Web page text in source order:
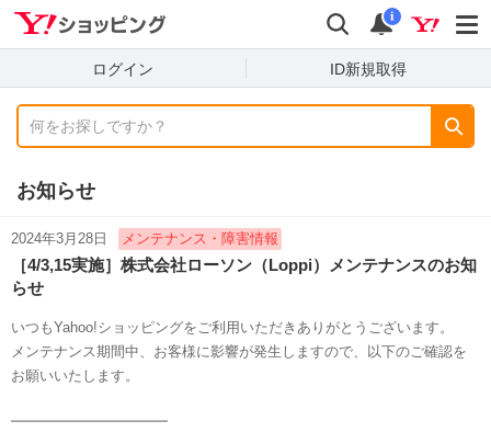
検索
通知
i
ログイン ID新規取得
お知らせ
2024年3月28日 メンテナンス・障害情報
［4/3,15実施］株式会社ローソン（Loppi）メンテナンスのお知
らせ
いつもYahoo!ショッピングをご利用いただきありがとうございます。
メンテナンス期間中、お客様に影響が発生しますので、以下のご確認を
お願いいたします。
━━━━━━━━━━━